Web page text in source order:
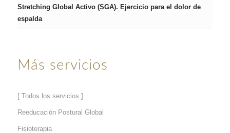
Stretching Global Activo (SGA). Ejercicio para el dolor de
espalda
Más servicios
[ Todos los servicios ]
Reeducación Postural Global
Fisioterapia